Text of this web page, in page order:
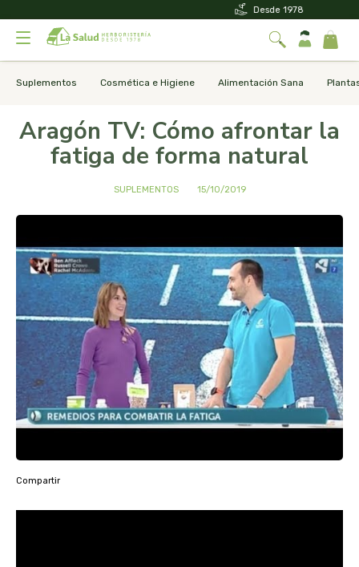
Suplementos Cosmética e Higiene Alimentación Sana
Aragón TV: Cómo afrontar la
fatiga de forma natural
SUPLEMENTOS 15/10/2019
Compartir